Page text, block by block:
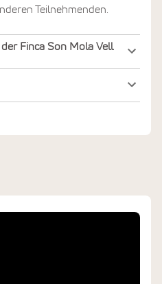
Teilnehmenden.
der Finca Son Mola Vell